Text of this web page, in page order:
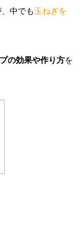
中でも玉ねぎを
の効果や作り方を